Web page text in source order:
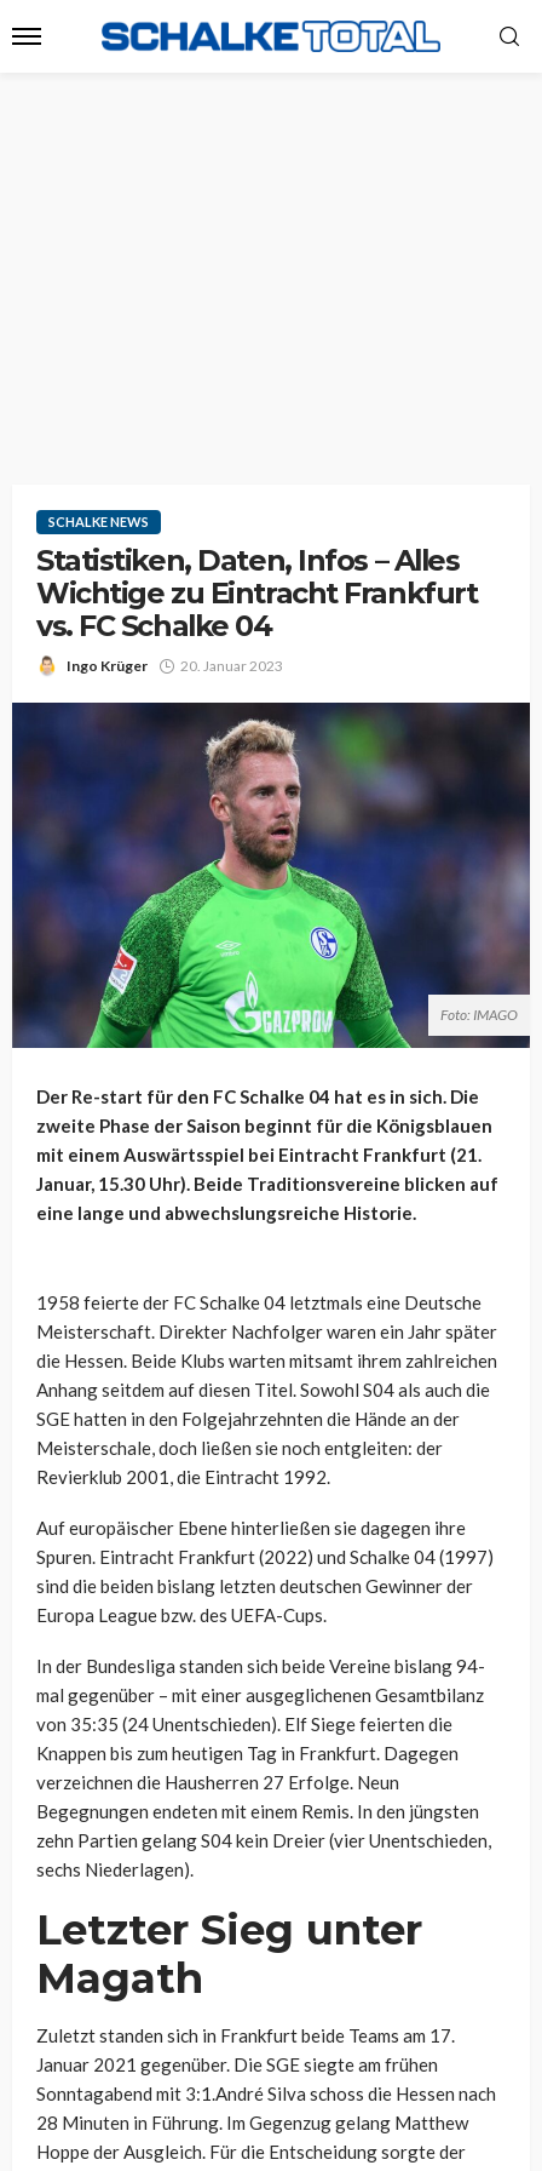
SCHALKE NEWS
Statistiken, Daten, Infos – Alles
Wichtige zu Eintracht Frankfurt
vs. FC Schalke 04
Ingo Krüger 20. Januar 2023
Foto: IMAGO
Der Re-start für den FC Schalke 04 hat es in sich. Die
zweite Phase der Saison beginnt für die Königsblauen
mit einem Auswärtsspiel bei Eintracht Frankfurt (21.
Januar, 15.30 Uhr). Beide Traditionsvereine blicken auf
eine lange und abwechslungsreiche Historie.
1958 feierte der FC Schalke 04 letztmals eine Deutsche
Meisterschaft. Direkter Nachfolger waren ein Jahr später
die Hessen. Beide Klubs warten mitsamt ihrem zahlreichen
Anhang seitdem auf diesen Titel. Sowohl S04 als auch die
SGE hatten in den Folgejahrzehnten die Hände an der
Meisterschale, doch ließen sie noch entgleiten: der
Revierklub 2001, die Eintracht 1992.
Auf europäischer Ebene hinterließen sie dagegen ihre
Spuren. Eintracht Frankfurt (2022) und Schalke 04 (1997)
sind die beiden bislang letzten deutschen Gewinner der
Europa League bzw. des UEFA-Cups.
In der Bundesliga standen sich beide Vereine bislang 94-
mal gegenüber – mit einer ausgeglichenen Gesamtbilanz
von 35:35 (24 Unentschieden). Elf Siege feierten die
Knappen bis zum heutigen Tag in Frankfurt. Dagegen
verzeichnen die Hausherren 27 Erfolge. Neun
Begegnungen endeten mit einem Remis. In den jüngsten
zehn Partien gelang S04 kein Dreier (vier Unentschieden,
sechs Niederlagen).
Letzter Sieg unter
Magath
Zuletzt standen sich in Frankfurt beide Teams am 17.
Januar 2021 gegenüber. Die SGE siegte am frühen
Sonntagabend mit 3:1.André Silva schoss die Hessen nach
28 Minuten in Führung. Im Gegenzug gelang Matthew
Hoppe der Ausgleich. Für die Entscheidung sorgte der